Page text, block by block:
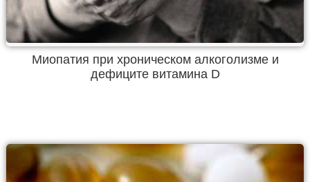
Миопатия при хроническом алкоголизме и
дефиците витамина D